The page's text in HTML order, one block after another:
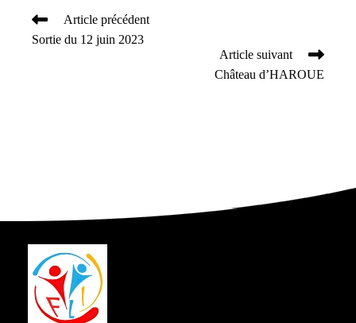
Read
more
Article précédent
Sortie du 12 juin 2023
Article suivant
Château d’HAROUE